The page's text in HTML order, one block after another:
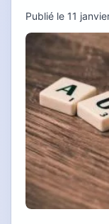
Publié le 11